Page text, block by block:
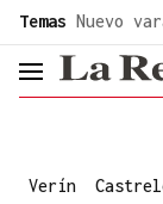
Temas Nuevo
Verín